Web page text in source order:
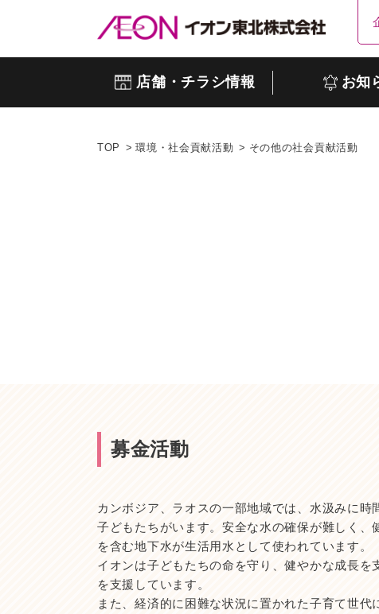
店舗・チラシ情報 お知
TOP 環境・社会貢献活動 その他の社会貢献活動
募金活動
カンボジア、ラオスの一部地域では、水汲みに時
子どもたちがいます。安全な水の確保が難しく、
を含む地下水が生活用水として使われています。
イオンは子どもたちの命を守り、健やかな成長を
を支援しています。
また、経済的に困難な状況に置かれた子育て世代